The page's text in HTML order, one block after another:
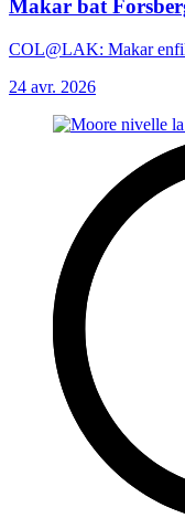
Makar bat
COL@LAK: Makar
24 avr. 2026